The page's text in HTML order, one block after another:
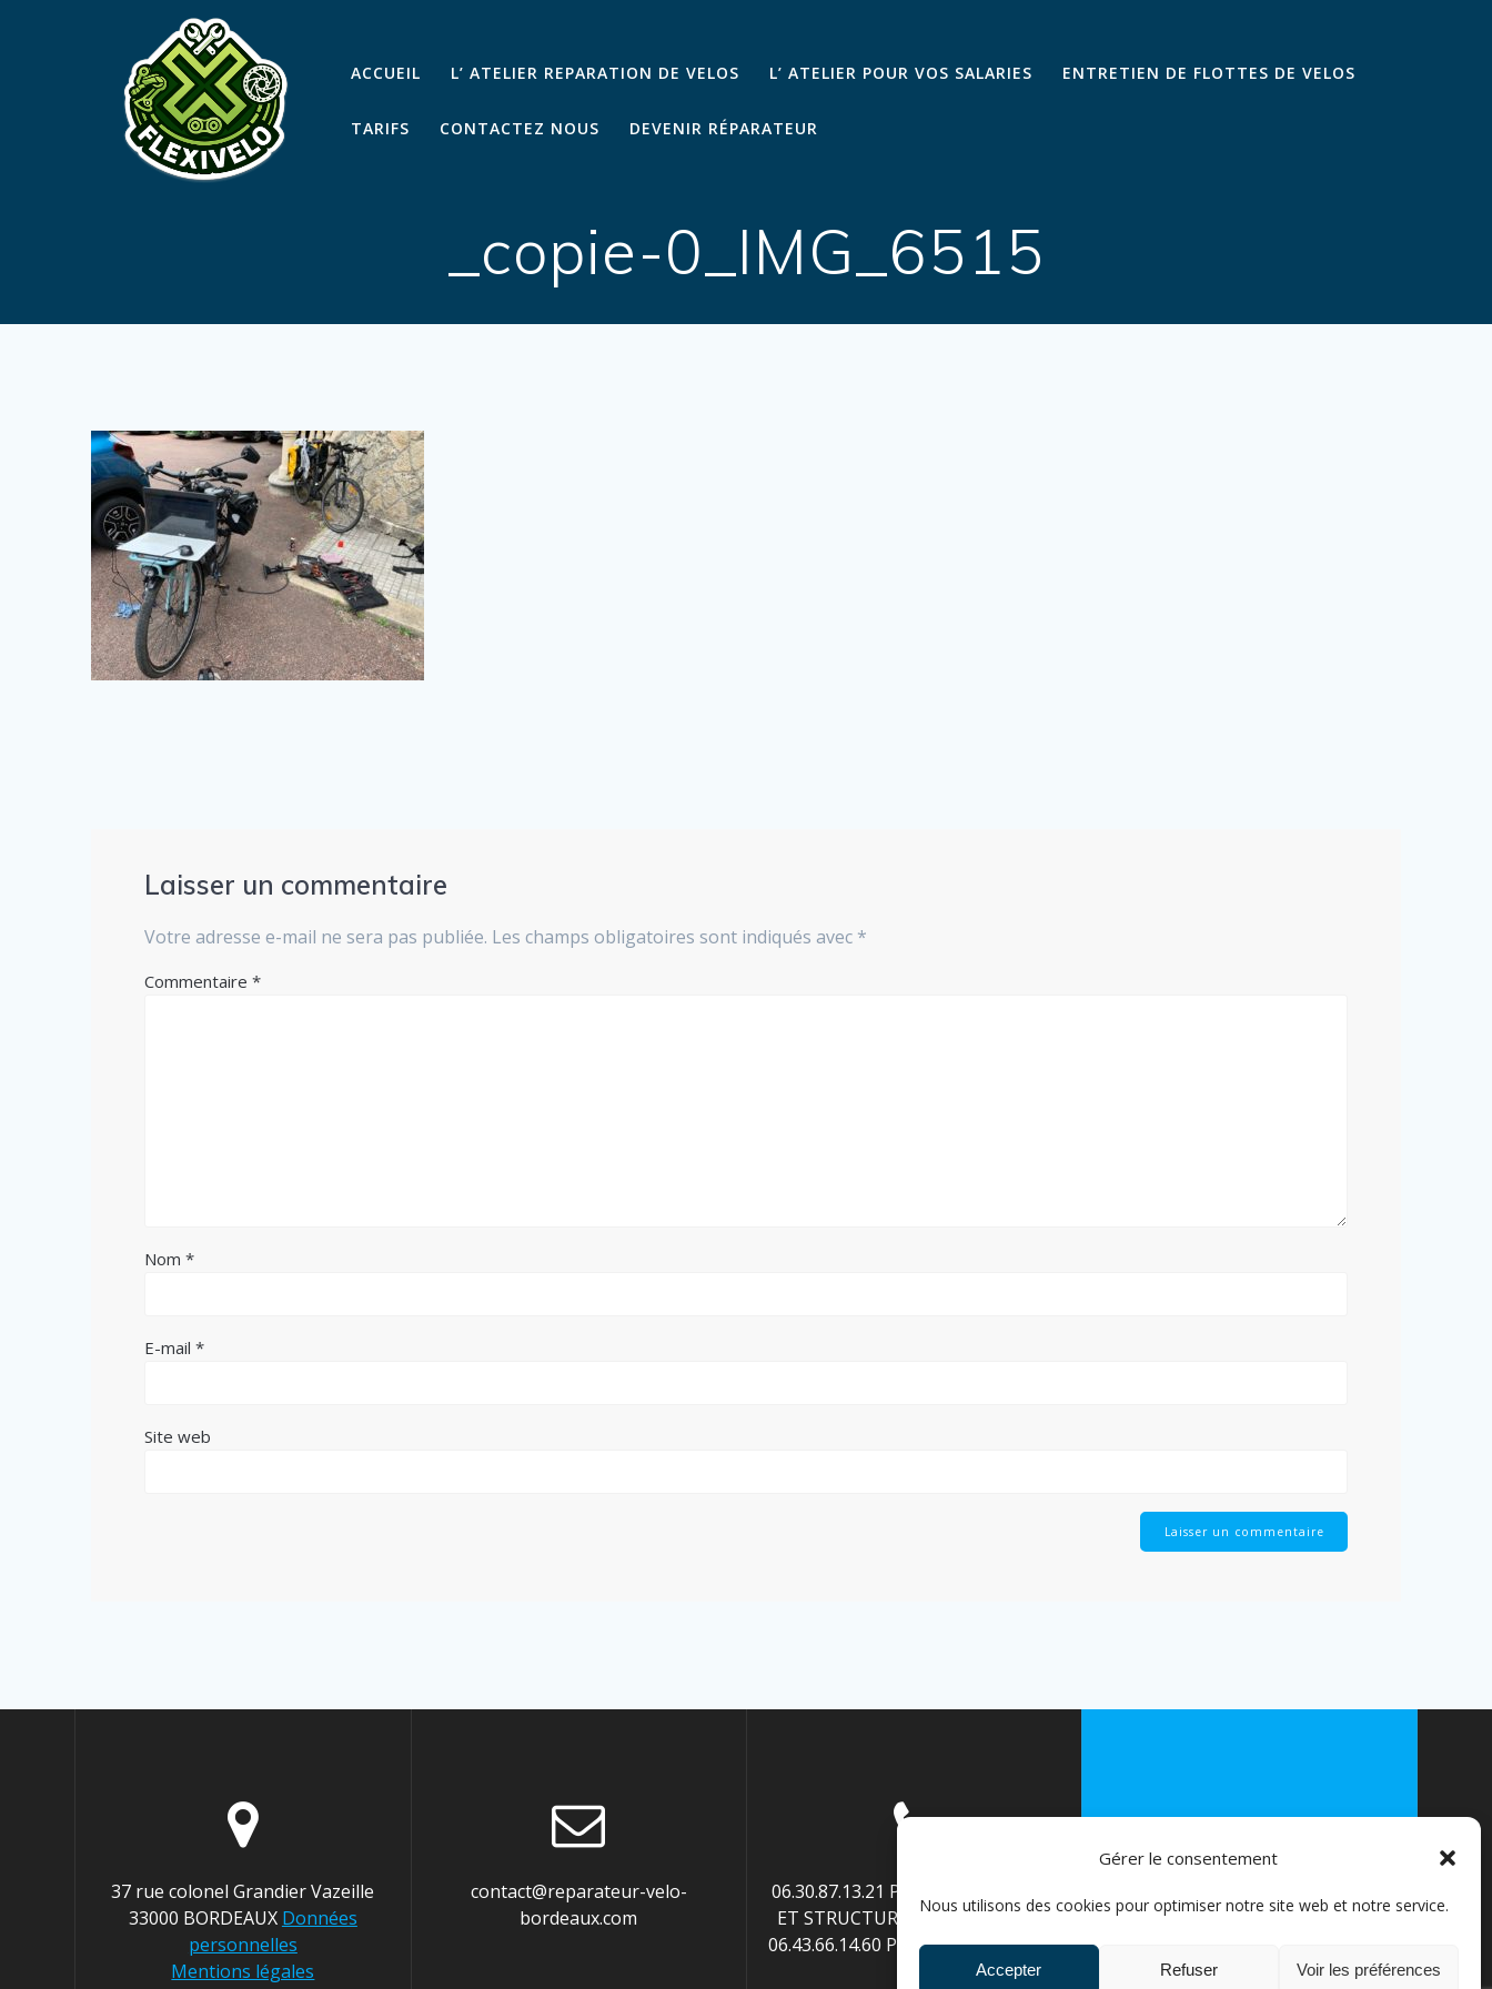
Gérer le consentement
Nous utilisons des cookies pour optimiser notre site web et notre service.
Accepter Refuser Voir les préférences
ACCUEIL L’ ATELIER REPARATION DE VELOS L’ ATELIER POUR VOS SALARIES ENTRETIEN DE FLOTTES DE VELOS
TARIFS CONTACTEZ NOUS DEVENIR RÉPARATEUR
_copie-0_IMG_6515
Laisser un commentaire
Votre adresse e-mail ne sera pas publiée. Les champs obligatoires sont indiqués avec *
Commentaire*
Nom*
E-mail*
Site web
37 rue colonel Grandier Vazeille
33000 BORDEAUX Données
personnelles
Mentions légales
contact@reparateur-velo-
bordeaux.com
06.30.87.13.21 POUR ENTREPRISES
ET STRUCTURES PUBLIQUES ////
06.43.66.14.60 POUR PARTICULIERS
© 2026 FLEXIVELO. Construit avec
WordPress et lethème Mesmerize